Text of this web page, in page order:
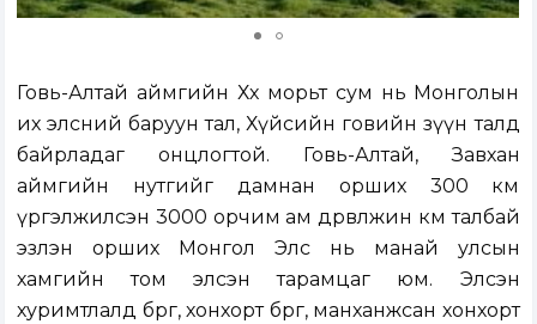
Говь-Алтай аймгийн Хөх морьт сум нь Монголын
их элсний баруун тал, Хүйсийн говийн зүүн талд
байрладаг онцлогтой. Говь-Алтай, Завхан
аймгийн нутгийг дамнан орших 300 км
үргэлжилсэн 3000 орчим ам дөрвөлжин км талбай
эзлэн орших Монгол Элс нь манай улсын
хамгийн том элсэн тарамцаг юм. Элсэн
хуримтлалд бөөрөг, хонхорт бөөрөг, манханжсан хонхорт